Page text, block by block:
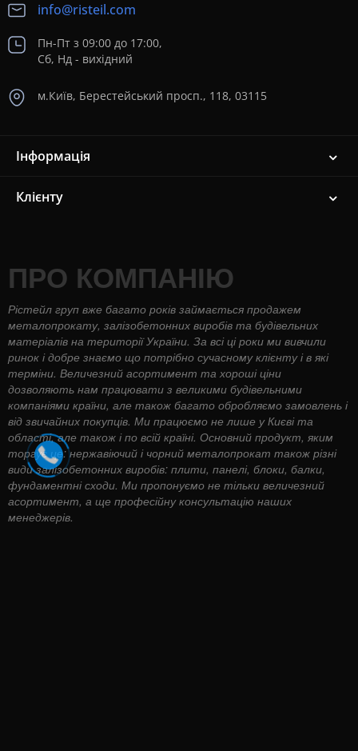
info@risteil.com
Пн-Пт з 09:00 до 17:00,
Сб, Нд - вихідний
м.Київ, Берестейський просп., 118, 03115
Інформація
Клієнту
ПРО КОМПАНІЮ
Рістейл груп вже багато років займається продажем
металопрокату, залізобетонних виробів та будівельних
матеріалів на території України. За всі ці роки ми вивчили
ринок і добре знаємо що потрібно сучасному клієнту і в які
терміни. Величезний асортимент та хороші ціни
дозволяють нам працювати з великими будівельними
компаніями країни, але також багато обробляємо замовлень і
від звичайних покупців. Ми працюємо не лише у Києві та
області, але також і по всій країні. Основний продукт, яким
торгує це: нержавіючий і чорний металопрокат також різні
види залізобетонних виробів: плити, панелі, блоки, балки,
фундаментні сходи. Ми пропонуємо не тільки величезний
асортимент, а ще професійну консультацію наших
менеджерів.